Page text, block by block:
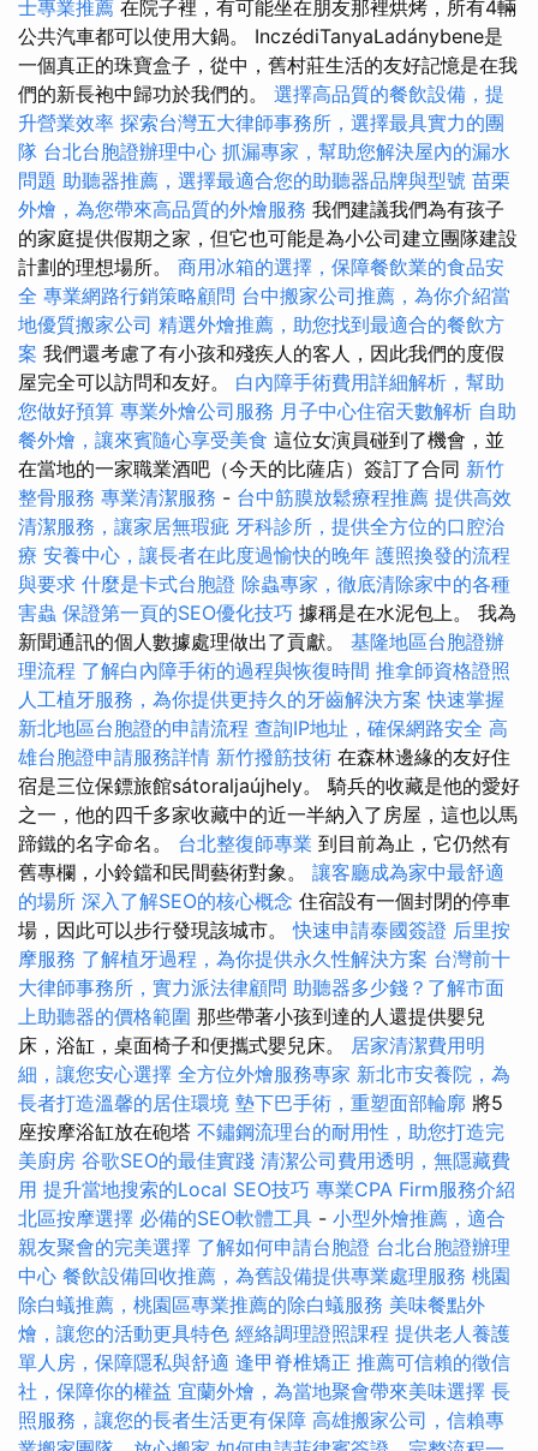
士專業推薦 在院子裡，有可能坐在朋友那裡烘烤，所有4輛
公共汽車都可以使用大鍋。 InczédiTanyaLadánybene是
一個真正的珠寶盒子，從中，舊村莊生活的友好記憶是在我
們的新長袍中歸功於我們的。 選擇高品質的餐飲設備，提
升營業效率 探索台灣五大律師事務所，選擇最具實力的團
隊 台北台胞證辦理中心 抓漏專家，幫助您解決屋內的漏水
問題 助聽器推薦，選擇最適合您的助聽器品牌與型號 苗栗
外燴，為您帶來高品質的外燴服務 我們建議我們為有孩子
的家庭提供假期之家，但它也可能是為小公司建立團隊建設
計劃的理想場所。 商用冰箱的選擇，保障餐飲業的食品安
全 專業網路行銷策略顧問 台中搬家公司推薦，為你介紹當
地優質搬家公司 精選外燴推薦，助您找到最適合的餐飲方
案 我們還考慮了有小孩和殘疾人的客人，因此我們的度假
屋完全可以訪問和友好。 白內障手術費用詳細解析，幫助
您做好預算 專業外燴公司服務 月子中心住宿天數解析 自助
餐外燴，讓來賓隨心享受美食 這位女演員碰到了機會，並
在當地的一家職業酒吧（今天的比薩店）簽訂了合同 新竹
整骨服務 專業清潔服務 - 台中筋膜放鬆療程推薦 提供高效
清潔服務，讓家居無瑕疵 牙科診所，提供全方位的口腔治
療 安養中心，讓長者在此度過愉快的晚年 護照換發的流程
與要求 什麼是卡式台胞證 除蟲專家，徹底清除家中的各種
害蟲 保證第一頁的SEO優化技巧 據稱是在水泥包上。 我為
新聞通訊的個人數據處理做出了貢獻。 基隆地區台胞證辦
理流程 了解白內障手術的過程與恢復時間 推拿師資格證照
人工植牙服務，為你提供更持久的牙齒解決方案 快速掌握
新北地區台胞證的申請流程 查詢IP地址，確保網路安全 高
雄台胞證申請服務詳情 新竹撥筋技術 在森林邊緣的友好住
宿是三位保鏢旅館sátoraljaújhely。 騎兵的收藏是他的愛好
之一，他的四千多家收藏中的近一半納入了房屋，這也以馬
蹄鐵的名字命名。 台北整復師專業 到目前為止，它仍然有
舊專欄，小鈴鐺和民間藝術對象。 讓客廳成為家中最舒適
的場所 深入了解SEO的核心概念 住宿設有一個封閉的停車
場，因此可以步行發現該城市。快速申請泰國簽證 后里按
摩服務 了解植牙過程，為你提供永久性解決方案 台灣前十
大律師事務所，實力派法律顧問 助聽器多少錢？了解市面
上助聽器的價格範圍 那些帶著小孩到達的人還提供嬰兒
床，浴缸，桌面椅子和便攜式嬰兒床。 居家清潔費用明
細，讓您安心選擇 全方位外燴服務專家 新北市安養院，為
長者打造溫馨的居住環境 墊下巴手術，重塑面部輪廓 將5
座按摩浴缸放在砲塔 不鏽鋼流理台的耐用性，助您打造完
美廚房 谷歌SEO的最佳實踐 清潔公司費用透明，無隱藏費
用 提升當地搜索的Local SEO技巧 專業CPA Firm服務介紹
北區按摩選擇 必備的SEO軟體工具 - 小型外燴推薦，適合
親友聚會的完美選擇 了解如何申請台胞證 台北台胞證辦理
中心 餐飲設備回收推薦，為舊設備提供專業處理服務 桃園
除白蟻推薦，桃園區專業推薦的除白蟻服務 美味餐點外
燴，讓您的活動更具特色 經絡調理證照課程 提供老人養護
單人房，保障隱私與舒適 逢甲脊椎矯正 推薦可信賴的徵信
社，保障你的權益 宜蘭外燴，為當地聚會帶來美味選擇 長
照服務，讓您的長者生活更有保障 高雄搬家公司，信賴專